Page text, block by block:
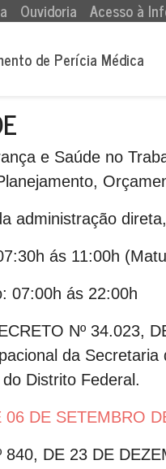
(current)
Ouvidoria Acesso à
de Perícia Médica
e Saúde no
administração
ás 11:00h
07:00h ás 22:00h
Nº 34.023,
da
Distrito Federal.
06 DE SETEMBRO
840, DE 23 DE